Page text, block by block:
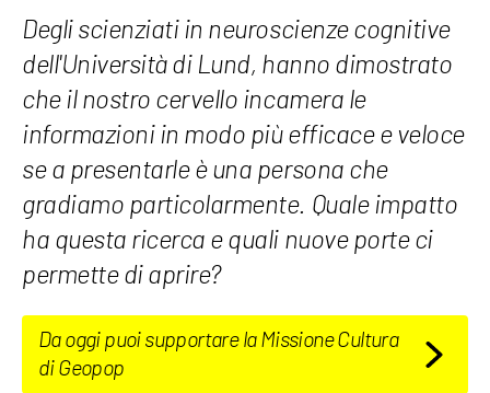
Degli scienziati in neuroscienze cognitive
dell'Università di Lund, hanno dimostrato
che il nostro cervello incamera le
informazioni in modo più efficace e veloce
se a presentarle è una persona che
gradiamo particolarmente. Quale impatto
ha questa ricerca e quali nuove porte ci
permette di aprire?
Da oggi puoi supportare la Missione Cultura
di Geopop